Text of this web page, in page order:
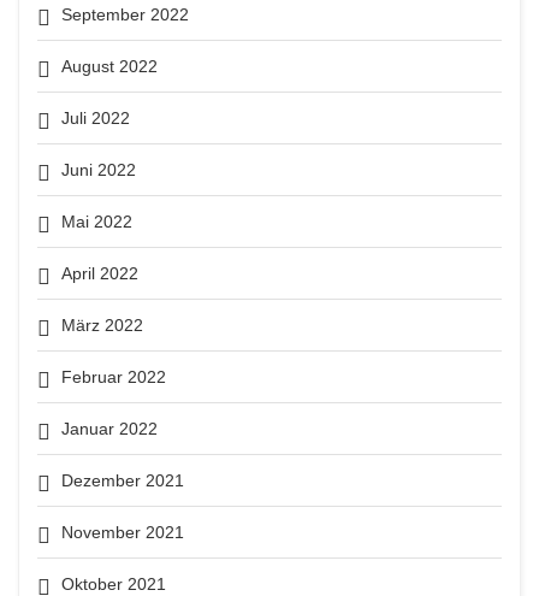
September 2022
August 2022
Juli 2022
Juni 2022
Mai 2022
April 2022
März 2022
Februar 2022
Januar 2022
Dezember 2021
November 2021
Oktober 2021